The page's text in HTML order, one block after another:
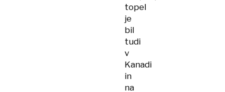
topel
je
bil
tudi
v
Kanadi
in
na